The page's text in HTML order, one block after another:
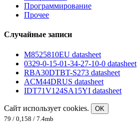
Программирование
Прочее
Случайные записи
M8525810EU datasheet
0329-0-15-01-34-27-10-0 datasheet
RBA30DTBT-S273 datasheet
ACM44DRUS datasheet
IDT71V124SA15YI datasheet
Сайт использует cookies.
OK
79 / 0,158 / 7.4mb